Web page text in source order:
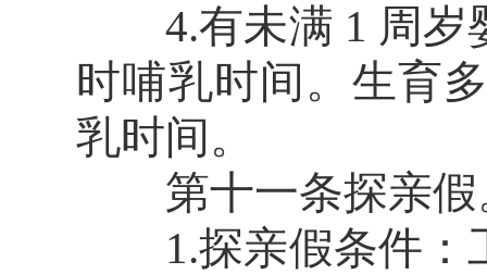
4.有未满 1 周岁
时哺乳时间。生育
乳时间。
第十一条探亲假
1.探亲假条件：